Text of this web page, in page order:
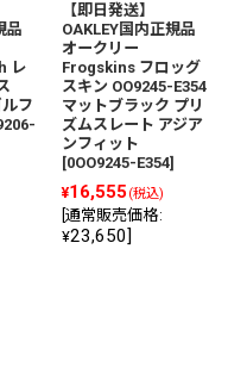
品
レ
フ
【即日発送】
OAKLEY国内正規品
オークリー
Frogskins フロッグ
スキン OO9245-E354
マットブラック プリ
ズムスレート アジア
ンフィット
[0OO9245-E354]
¥16,555 (税込)
通常販売価格:
¥23,650]